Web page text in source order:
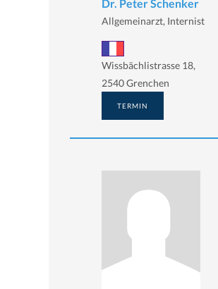
Dr. Peter Schenker
Allgemeinarzt, Internist
Wissbächlistrasse 18,
2540 Grenchen
TERMIN